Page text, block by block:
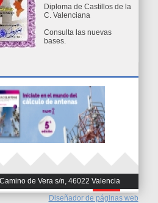
Diploma de Castillos de la
C. Valenciana
Consulta las nuevas
bases.
de Vera s/n, 46022 Valencia
Diseñador de páginas web